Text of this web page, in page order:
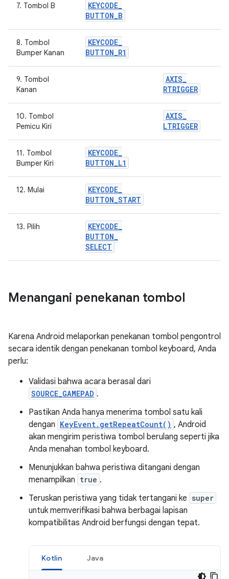
7. Tombol B KEYCODE_
BUTTON_B
8. Tombol
Bumper Kanan
KEYCODE_
BUTTON_R1
9. Tombol
Kanan
AXIS_
RTRIGGER
10. Tombol
Pemicu Kiri
AXIS_
LTRIGGER
11. Tombol
Bumper Kiri
KEYCODE_
BUTTON_L1
12. Mulai KEYCODE_
BUTTON_START
13. Pilih KEYCODE_
BUTTON_
SELECT
Menangani penekanan tombol
Karena Android melaporkan penekanan tombol pengontrol
secara identik dengan penekanan tombol keyboard, Anda
perlu:
Validasi bahwa acara berasal dari
SOURCE_GAMEPAD .
Pastikan Anda hanya menerima tombol satu kali
dengan KeyEvent.getRepeatCount() , Android
akan mengirim peristiwa tombol berulang seperti jika
Anda menahan tombol keyboard.
Menunjukkan bahwa peristiwa ditangani dengan
menampilkan true .
Teruskan peristiwa yang tidak tertangani ke super
untuk memverifikasi bahwa berbagai lapisan
kompatibilitas Android berfungsi dengan tepat.
Kotlin Java